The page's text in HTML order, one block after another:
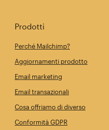
Prodotti
Perché Mailchimp?
Aggiornamenti prodotto
Email marketing
Email transazionali
Cosa offriamo di diverso
Conformità GDPR